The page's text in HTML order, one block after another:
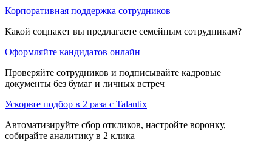
Корпоративная поддержка сотрудников
Какой соцпакет вы предлагаете семейным сотрудникам?
Оформляйте кандидатов онлайн
Проверяйте сотрудников и подписывайте кадровые
документы без бумаг и личных встреч
Ускорьте подбор в 2 раза с Talantix
Автоматизируйте сбор откликов, настройте воронку,
собирайте аналитику в 2 клика